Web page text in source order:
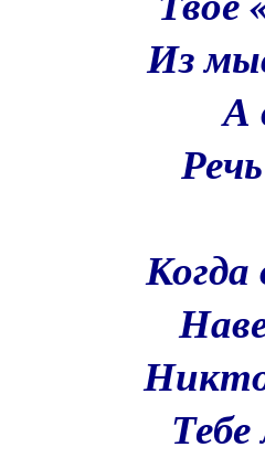
Из
А